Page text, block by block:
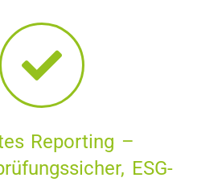
Reporting –
ESG-